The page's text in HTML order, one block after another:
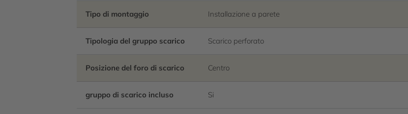
Tipo di montaggio Installazione a parete
Tipologia del gruppo scarico Scarico perforato
Posizione del foro di scarico Centro
gruppo di scarico incluso Si